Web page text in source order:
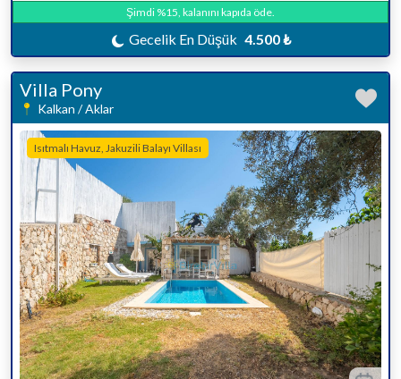
Şimdi %15, kalanını kapıda öde.
Gecelik En Düşük 4.500 ₺
Villa Pony
Kalkan / Aklar
Isıtmalı Havuz, Jakuzili Balayı Villası